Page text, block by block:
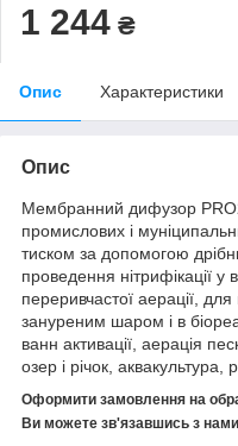
1 244 ₴
Опис Характеристики
Опис
Мембранний дифузор
промислових і
тиском за допомогою
проведення нітрифікації у
переривчастої аерації,
зануреним шаром і в
ванн активації, аерація
озер і річок, аквакультура,
Оформити замовлення на
Ви можете зв'язавшись з